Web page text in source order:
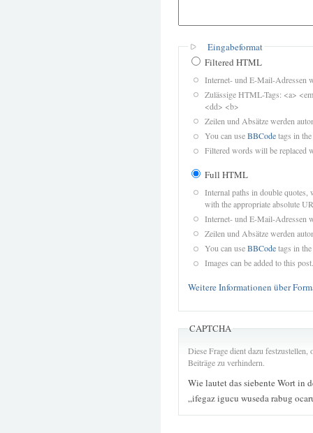
Eingabeformat
Filtered HTML
Internet- und E-Mail-Adressen
Zulässige HTML-Tags: <a>
<dd> <b>
Zeilen und Absätze werden
You can useBBCodetags in
Filtered words will be replaced
Full HTML
Internal paths in double quotes,
with the appropriate absolute
Internet- und E-Mail-Adressen
Zeilen und Absätze werden
You can useBBCodetags in
Images can be added to this post.
Weitere Informationen über
CAPTCHA
Diese Frage dient dazu
Beiträge zu verhindern.
Wie lautet das siebente Wort in
„ifegaz igucu wuseda rabug